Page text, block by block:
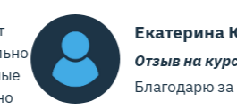
Юрьевна Иванова,
курс«Особенности
за море идей от разных